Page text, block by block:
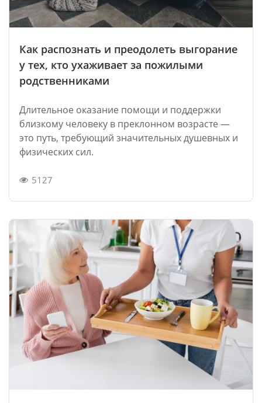
Как распознать и преодолеть выгорание
у тех, кто ухаживает за пожилыми
родственниками
Длительное оказание помощи и поддержки
близкому человеку в преклонном возрасте —
это путь, требующий значительных душевных и
физических сил.
5127